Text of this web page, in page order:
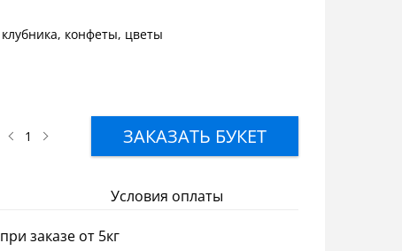
клубника, конфеты, цветы
ЗАКАЗАТЬ БУКЕТ
Условия оплаты
при заказе от 5кг